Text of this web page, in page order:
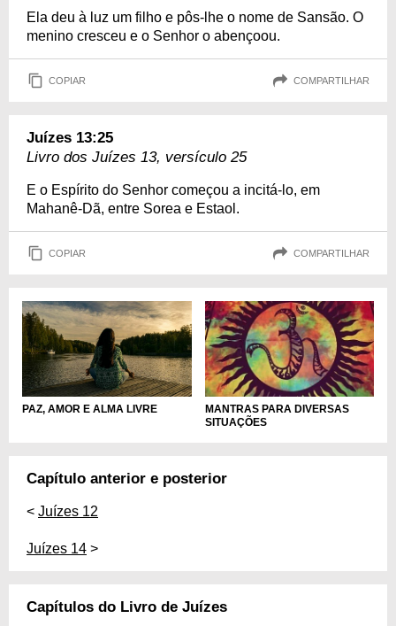
Ela deu à luz um filho e pôs-lhe o nome de Sansão. O
menino cresceu e o Senhor o abençoou.
COPIAR COMPARTILHAR
Juízes 13:25
Livro dos Juízes 13, versículo 25
E o Espírito do Senhor começou a incitá-lo, em
Mahanê-Dã, entre Sorea e Estaol.
COPIAR COMPARTILHAR
PAZ, AMOR E ALMA LIVRE
MANTRAS PARA DIVERSAS
SITUAÇÕES
Capítulo anterior e posterior
< Juízes 12
Juízes 14 >
Capítulos do Livro de Juízes